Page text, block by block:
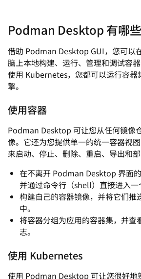
Podman Desktop 有哪些
借助 Podman Desktop GUI，您可以
脑上本地构建、运行、管理和调试容
使用 Kubernetes，您都可以运行容器
擎。
使用容器
Podman Desktop 可让您从任何镜像
像。它还为您提供单一的统一容器视
来启动、停止、删除、重启、导出和部
在不离开 Podman Desktop 界面
并通过命令行（shell）直接进入一
构建自己的容器镜像，并将它们推
中。
将容器分组为应用的容器集，并查
志。
使用 Kubernetes
使用 Podman Desktop 可让您很好地